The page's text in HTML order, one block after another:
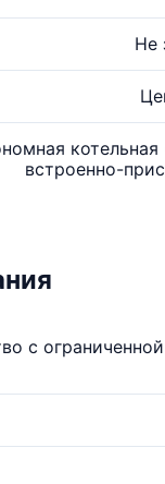
Не
встроенно-
с